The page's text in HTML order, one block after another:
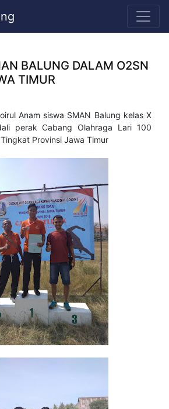
BALUNG DALAM O2SN
TIMUR
Anam siswa SMAN Balung kelas X
perak Cabang Olahraga Lari 100
Provinsi Jawa Timur